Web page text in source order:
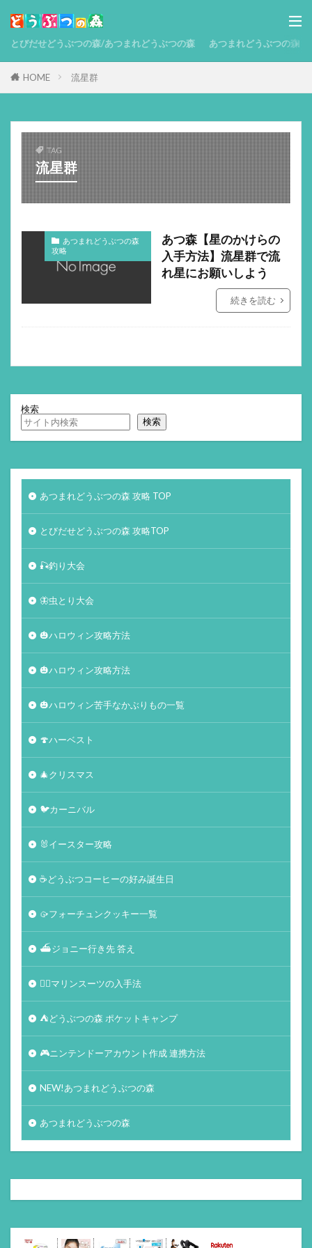
とびだせどうぶつの森/あつまれどうぶつの森 あつまれどうぶつの森
HOME 流星群
TAG
流星群
あつまれどうぶつの森
攻略
あつ森【星のかけらの
入手方法】流星群で流
れ星にお願いしよう
続きを読む
検索
検索
あつまれどうぶつの森 攻略 TOP
とびだせどうぶつの森 攻略TOP
🎣釣り大会
🦋虫とり大会
🎃ハロウィン攻略方法
🎃ハロウィン攻略方法
🎃ハロウィン苦手なかぶりもの一覧
🍄ハーベスト
🎄クリスマス
🐦カーニバル
🐰イースター攻略
☕️どうぶつコーヒーの好み誕生日
🥠フォーチュンクッキー一覧
⛴ジョニー行き先 答え
🏄‍♀️マリンスーツの入手法
⛺どうぶつの森 ポケットキャンプ
🎮ニンテンドーアカウント作成 連携方法
NEW!あつまれどうぶつの森
あつまれどうぶつの森